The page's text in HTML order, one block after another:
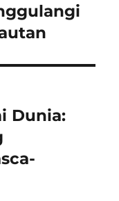
Dunia: